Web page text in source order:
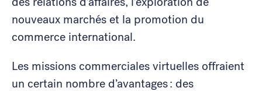
nouveaux marchés et la promotion du
commerce international.
Les missions commerciales virtuelles offraient
un certain nombre d’avantages : des